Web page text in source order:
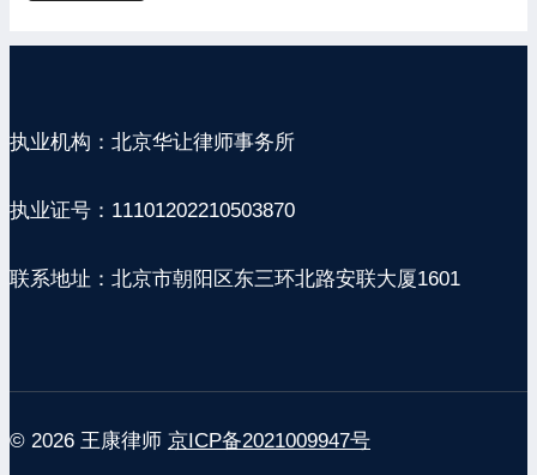
执业机构：北京华让律师事务所
执业证号：11101202210503870
联系地址：北京市朝阳区东三环北路安联大厦1601
© 2026 王康律师 京ICP备2021009947号